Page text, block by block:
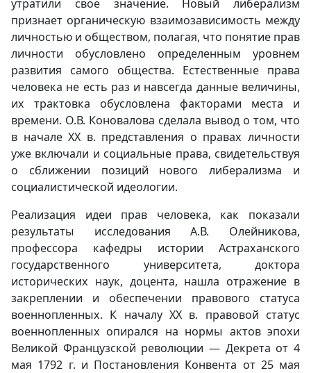
утратили свое значение. Новый либерализм
признает органическую взаимозависимость между
личностью и обществом, полагая, что понятие прав
личности обусловлено определенным уровнем
развития самого общества. Естественные права
человека не есть раз и навсегда данные величины,
их трактовка обусловлена факторами места и
времени. О.В. Коновалова сделала вывод о том, что
в начале ХХ в. представления о правах личности
уже включали и социальные права, свидетельствуя
о сближении позиций нового либерализма и
социалистической идеологии.
Реализация идеи прав человека, как показали
результаты исследования А.В. Олейникова,
профессора кафедры истории Астраханского
государственного университета, доктора
исторических наук, доцента, нашла отражение в
закреплении и обеспечении правового статуса
военнопленных. К началу XX в. правовой статус
военнопленных опирался на нормы актов эпохи
Великой Французской революции — Декрета от 4
мая 1792 г. и Постановления Конвента от 25 мая